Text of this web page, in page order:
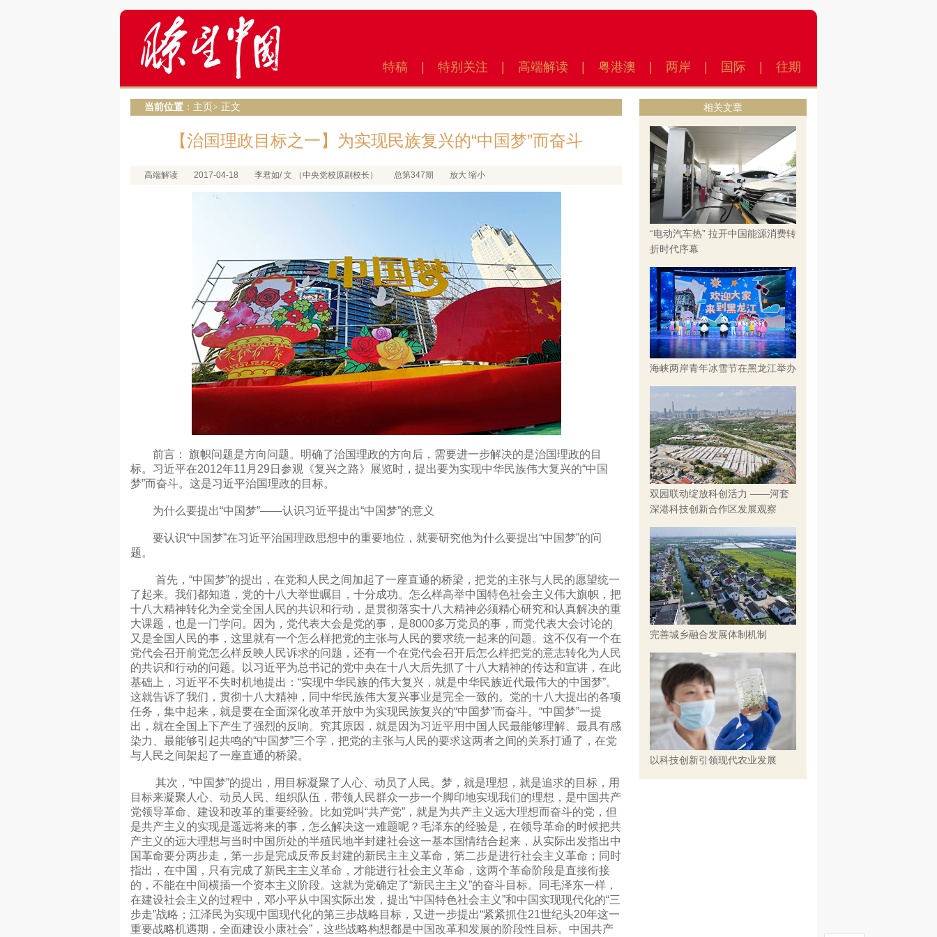
特稿 特别关注 高端解读 粤港澳 两岸 国际 往期
当前位置 ： 主页 > 正文
【治国理政目标之一】为实现民族复兴的“中国梦”而奋斗
高端解读 2017-04-18 李君如/ 文 （中央党校原副校长） 总第347期 放大 缩小
前言： 旗帜问题是方向问题。明确了治国理政的方向后，需要进一步解决的是治国理政的目
标。习近平在2012年11月29日参观《复兴之路》展览时，提出要为实现中华民族伟大复兴的“中国
梦”而奋斗。这是习近平治国理政的目标。
为什么要提出“中国梦”——认识习近平提出“中国梦”的意义
要认识“中国梦”在习近平治国理政思想中的重要地位，就要研究他为什么要提出“中国梦”的问
题。
首先，“中国梦”的提出，在党和人民之间加起了一座直通的桥梁，把党的主张与人民的愿望统一
了起来。我们都知道，党的十八大举世瞩目，十分成功。怎么样高举中国特色社会主义伟大旗帜，把
十八大精神转化为全党全国人民的共识和行动，是贯彻落实十八大精神必须精心研究和认真解决的重
大课题，也是一门学问。因为，党代表大会是党的事，是8000多万党员的事，而党代表大会讨论的
又是全国人民的事，这里就有一个怎么样把党的主张与人民的要求统一起来的问题。这不仅有一个在
党代会召开前党怎么样反映人民诉求的问题，还有一个在党代会召开后怎么样把党的意志转化为人民
的共识和行动的问题。以习近平为总书记的党中央在十八大后先抓了十八大精神的传达和宣讲，在此
基础上，习近平不失时机地提出：“实现中华民族的伟大复兴，就是中华民族近代最伟大的中国梦”。
这就告诉了我们，贯彻十八大精神，同中华民族伟大复兴事业是完全一致的。党的十八大提出的各项
任务，集中起来，就是要在全面深化改革开放中为实现民族复兴的“中国梦”而奋斗。“中国梦”一提
出，就在全国上下产生了强烈的反响。究其原因，就是因为习近平用中国人民最能够理解、最具有感
染力、最能够引起共鸣的“中国梦”三个字，把党的主张与人民的要求这两者之间的关系打通了，在党
与人民之间架起了一座直通的桥梁。
其次，“中国梦”的提出，用目标凝聚了人心、动员了人民。梦，就是理想，就是追求的目标，用
目标来凝聚人心、动员人民、组织队伍，带领人民群众一步一个脚印地实现我们的理想，是中国共产
党领导革命、建设和改革的重要经验。比如党叫“共产党”，就是为共产主义远大理想而奋斗的党，但
是共产主义的实现是遥远将来的事，怎么解决这一难题呢？毛泽东的经验是，在领导革命的时候把共
产主义的远大理想与当时中国所处的半殖民地半封建社会这一基本国情结合起来，从实际出发指出中
国革命要分两步走，第一步是完成反帝反封建的新民主主义革命，第二步是进行社会主义革命；同时
指出，在中国，只有完成了新民主主义革命，才能进行社会主义革命，这两个革命阶段是直接衔接
的，不能在中间横插一个资本主义阶段。这就为党确定了“新民主主义”的奋斗目标。同毛泽东一样，
在建设社会主义的过程中，邓小平从中国实际出发，提出“中国特色社会主义”和中国实现现代化的“三
步走”战略；江泽民为实现中国现代化的第三步战略目标，又进一步提出“紧紧抓住21世纪头20年这一
重要战略机遇期，全面建设小康社会”，这些战略构想都是中国改革和发展的阶段性目标。中国共产
相关文章
“电动汽车热” 拉开中国能源消费转
折时代序幕
海峡两岸青年冰雪节在黑龙江举办
双园联动绽放科创活力 ——河套
深港科技创新合作区发展观察
完善城乡融合发展体制机制
以科技创新引领现代农业发展